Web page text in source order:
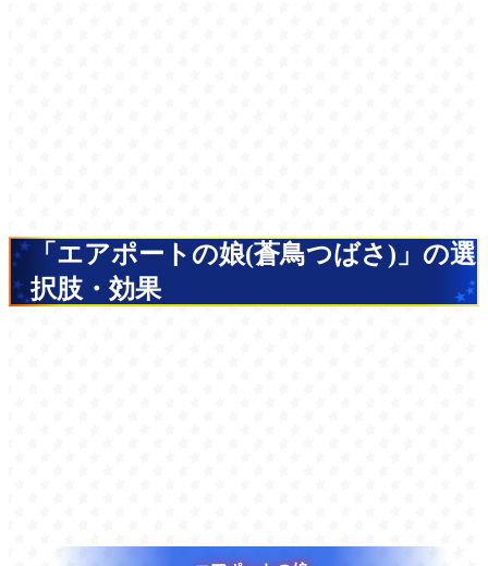
「エアポートの娘(蒼鳥つばさ)」の選
択肢・効果